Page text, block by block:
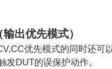
出优先模式）
优先模式的同时还可
发DUT的误保护动作。